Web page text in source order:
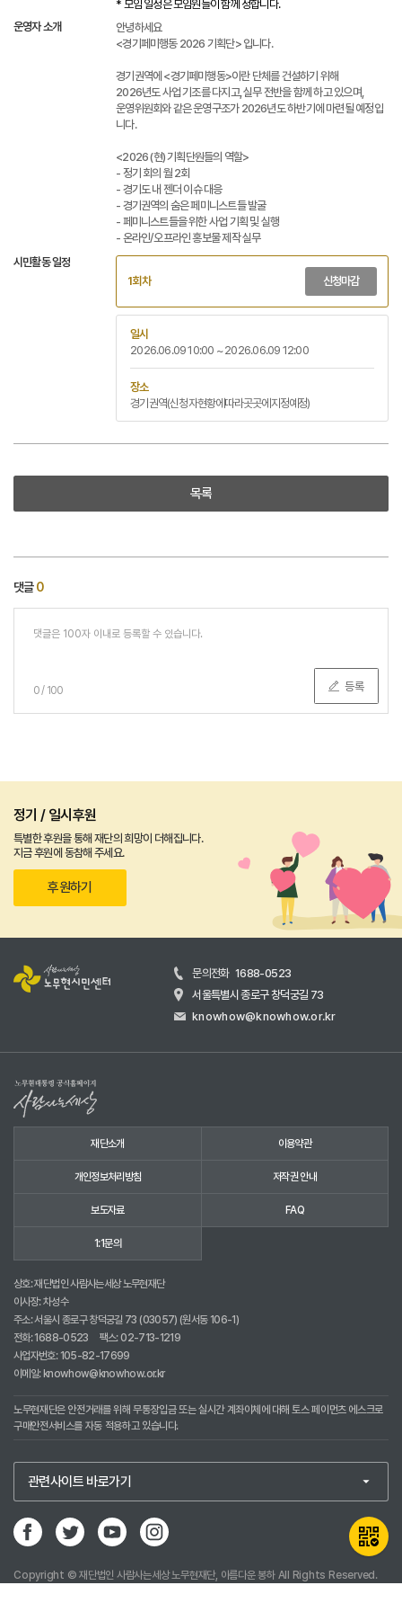
* 모임 일정은 모임원들이 함께 정합니다.
운영자 소개
안녕하세요
<경기페미행동 2026 기획단> 입니다.
경기권역에 <경기페미행동>이란 단체를 건설하기 위해
2026년도 사업 기조를 다지고, 실무 전반을 함께 하고 있으며,
운영위원회와 같은 운영구조가 2026년도 하반기에 마련될 예정입
니다.
<2026 (현) 기획단원들의 역할>
- 정기 회의 월 2회
- 경기도 내 젠더 이슈 대응
- 경기권역의 숨은 페미니스트들 발굴
- 페미니스트들을 위한 사업 기획 및 실행
- 온라인/오프라인 홍보물 제작 실무
시민활동 일정
1회차
신청마감
일시
2026.06.09 10:00 ~ 2026.06.09 12:00
장소
경기권역(신청자현황에따라곳곳에지정예정)
목록
댓글0
0/ 100 등록
정기 / 일시후원
특별한 후원을 통해 재단의 희망이 더해집니다.
지금 후원에 동참해 주세요.
후원하기
문의전화 1688-0523
서울특별시 종로구 창덕궁길 73
knowhow@knowhow.or.kr
재단소개 이용약관
개인정보처리방침 저작권 안내
보도자료 FAQ
1:1문의
상호: 재단법인 사람사는세상 노무현재단
이사장: 차성수
주소: 서울시 종로구 창덕궁길 73 (03057) (원서동 106-1)
전화:1688-0523
팩스: 02-713-1219
사업자번호: 105-82-17699
이메일:knowhow@knowhow.or.kr
노무현재단은 안전거래를 위해 무통장입금 또는 실시간 계좌이체에 대해 토스 페이먼츠 에스크로
구매안전서비스를 자동 적용하고 있습니다.
Copyright © 재단법인 사람사는세상 노무현재단, 아름다운 봉하 All Rights Reserved.